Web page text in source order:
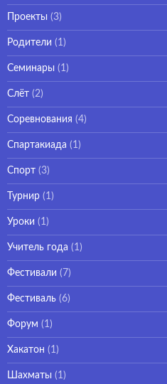
Проекты (3)
Родители (1)
Семинары (1)
Слёт (2)
Соревнования (4)
Спартакиада (1)
Спорт (3)
Турнир (1)
Уроки (1)
Учитель года (1)
Фестивали (7)
Фестиваль (6)
Форум (1)
Хакатон (1)
Шахматы (1)